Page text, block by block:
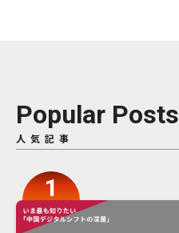
Popular Posts
人気記事